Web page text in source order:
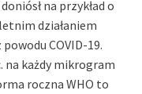
na przykład o
działaniem
COVID-19.
na każdy mikrogram
roczna WHO to